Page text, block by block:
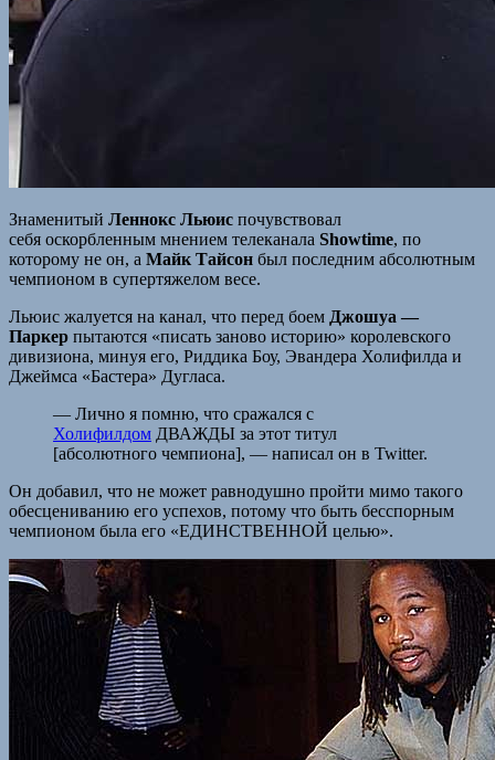
Знаменитый Леннокс Льюис почувствовал
себя оскорбленным мнением телеканала Showtime, по
которому не он, а Майк Тайсон был последним абсолютным
чемпионом в супертяжелом весе.
Льюис жалуется на канал, что перед боем Джошуа —
Паркер пытаются «писать заново историю» королевского
дивизиона, минуя его, Риддика Боу, Эвандера Холифилда и
Джеймса «Бастера» Дугласа.
— Лично я помню, что сражался с
Холифилдом ДВАЖДЫ за этот титул
[абсолютного чемпиона], — написал он в Twitter.
Он добавил, что не может равнодушно пройти мимо такого
обесцениванию его успехов, потому что быть бесспорным
чемпионом была его «ЕДИНСТВЕННОЙ целью».